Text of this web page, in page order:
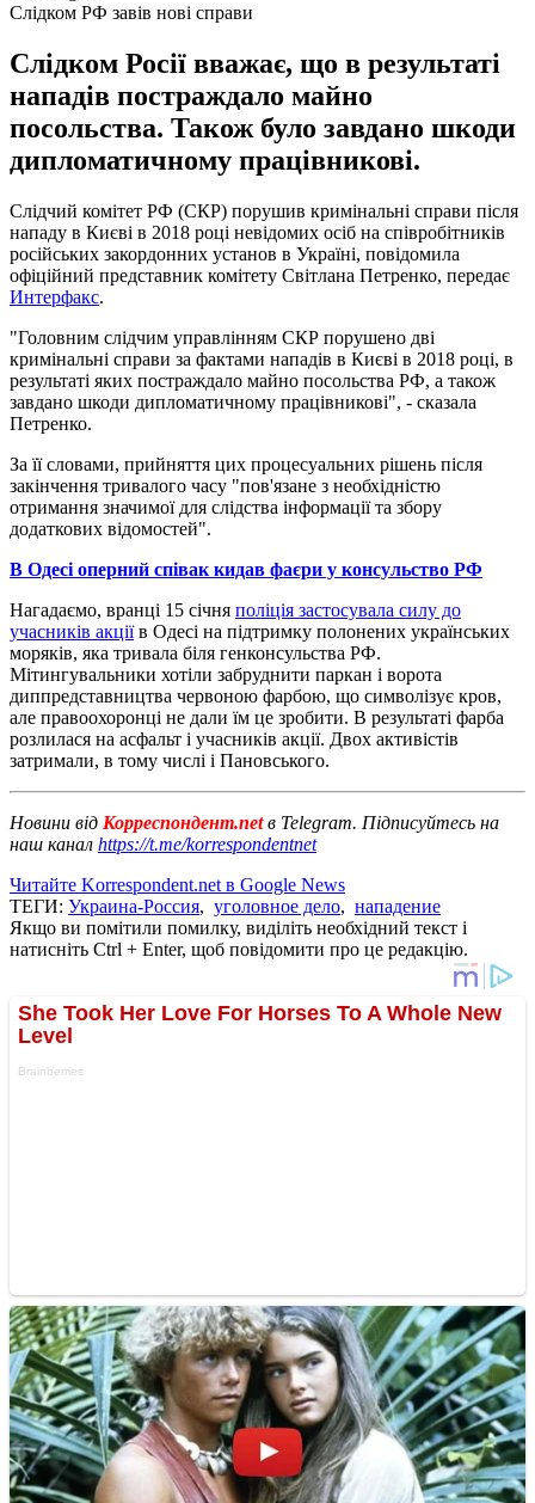
Слідком РФ завів нові справи
Слідком Росії вважає, що в результаті
нападів постраждало майно
посольства. Також було завдано шкоди
дипломатичному працівникові.
Слідчий комітет РФ (СКР) порушив кримінальні справи після
нападу в Києві в 2018 році невідомих осіб на співробітників
російських закордонних установ в Україні, повідомила
офіційний представник комітету Світлана Петренко, передає
Интерфакс.
"Головним слідчим управлінням СКР порушено дві
кримінальні справи за фактами нападів в Києві в 2018 році, в
результаті яких постраждало майно посольства РФ, а також
завдано шкоди дипломатичному працівникові", - сказала
Петренко.
За її словами, прийняття цих процесуальних рішень після
закінчення тривалого часу "пов'язане з необхідністю
отримання значимої для слідства інформації та збору
додаткових відомостей".
В Одесі оперний співак кидав фаєри у консульство РФ
Нагадаємо, вранці 15 січня поліція застосувала силу до
учасників акціїв Одесі на підтримку полонених українських
моряків, яка тривала біля генконсульства РФ.
Мітингувальники хотіли забруднити паркан і ворота
диппредставництва червоною фарбою, що символізує кров,
але правоохоронці не дали їм це зробити. В результаті фарба
розлилася на асфальт і учасників акції. Двох активістів
затримали, в тому числі і Пановського.
Новини від Корреспондент.netв Telegram. Підписуйтесь на
наш канал https://t.me/korrespondentnet
Читайте Korrespondent.net в Google News
ТЕГИ: Украина-Россия, уголовное дело, нападение
Якщо ви помітили помилку, виділіть необхідний текст і
натисніть Ctrl + Enter, щоб повідомити про це редакцію.